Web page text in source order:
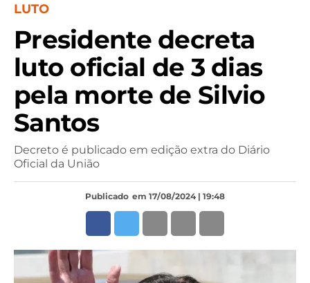
LUTO
Presidente decreta
luto oficial de 3 dias
pela morte de Silvio
Santos
Decreto é publicado em edição extra do Diário
Oficial da União
Publicado em 17/08/2024 | 19:48